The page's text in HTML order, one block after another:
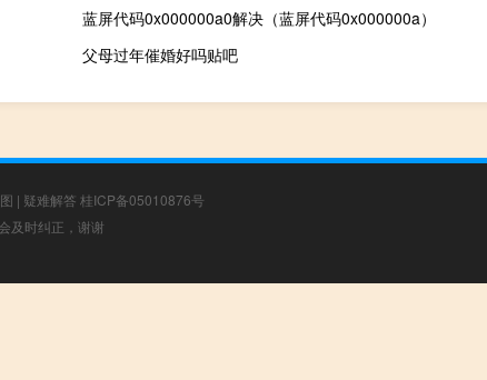
蓝屏代码0x000000a0解决（蓝屏代码0x000000a）
父母过年催婚好吗贴吧
| 疑难解答 桂ICP备05010876号
及时纠正，谢谢